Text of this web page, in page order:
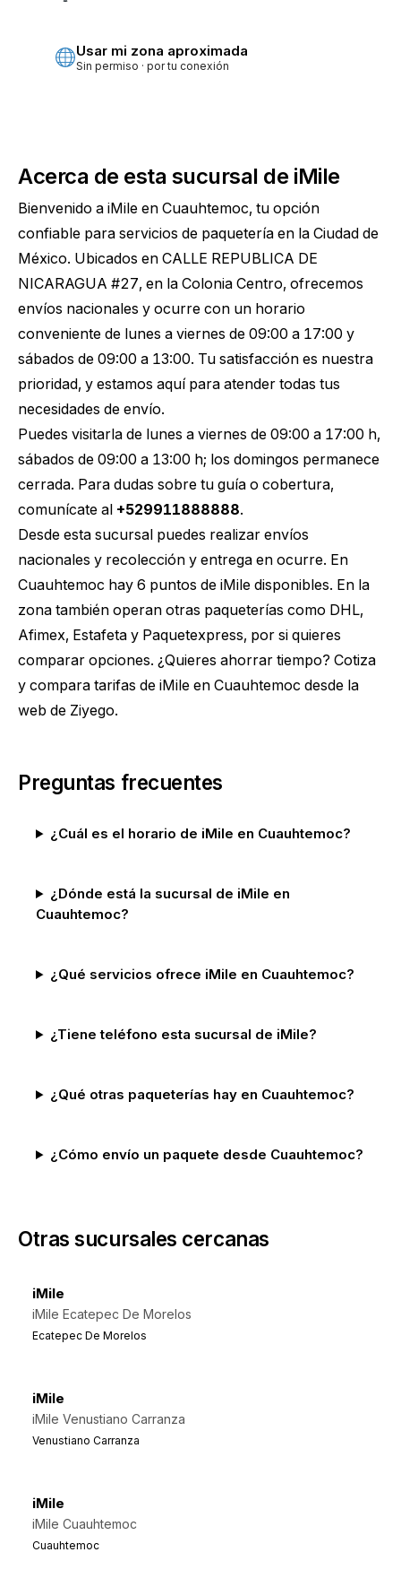
Usar mi zona aproximada
Sin permiso · por tu conexión
Acerca de esta sucursal de iMile
Bienvenido a iMile en Cuauhtemoc, tu opción
confiable para servicios de paquetería en la Ciudad de
México. Ubicados en CALLE REPUBLICA DE
NICARAGUA #27, en la Colonia Centro, ofrecemos
envíos nacionales y ocurre con un horario
conveniente de lunes a viernes de 09:00 a 17:00 y
sábados de 09:00 a 13:00. Tu satisfacción es nuestra
prioridad, y estamos aquí para atender todas tus
necesidades de envío.
Puedes visitarla de lunes a viernes de 09:00 a 17:00 h,
sábados de 09:00 a 13:00 h; los domingos permanece
cerrada. Para dudas sobre tu guía o cobertura,
comunícate al +529911888888.
Desde esta sucursal puedes realizar envíos
nacionales y recolección y entrega en ocurre. En
Cuauhtemoc hay 6 puntos de iMile disponibles. En la
zona también operan otras paqueterías como DHL,
Afimex, Estafeta y Paquetexpress, por si quieres
comparar opciones. ¿Quieres ahorrar tiempo? Cotiza
y compara tarifas de iMile en Cuauhtemoc desde la
web de Ziyego.
Preguntas frecuentes
¿Cuál es el horario de iMile en Cuauhtemoc?
¿Dónde está la sucursal de iMile en
Cuauhtemoc?
¿Qué servicios ofrece iMile en Cuauhtemoc?
¿Tiene teléfono esta sucursal de iMile?
¿Qué otras paqueterías hay en Cuauhtemoc?
¿Cómo envío un paquete desde Cuauhtemoc?
Otras sucursales cercanas
iMile
iMile Ecatepec De Morelos
Ecatepec De Morelos
iMile
iMile Venustiano Carranza
Venustiano Carranza
iMile
iMile Cuauhtemoc
Cuauhtemoc